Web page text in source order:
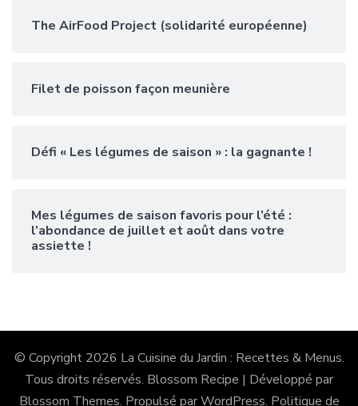
The AirFood Project (solidarité européenne)
Filet de poisson façon meunière
Défi « Les légumes de saison » : la gagnante !
Mes légumes de saison favoris pour l’été :
l’abondance de juillet et août dans votre
assiette !
© Copyright 2026 La Cuisine du Jardin : Recettes & Menus.
Tous droits réservés. Blossom Recipe | Développé par
Blossom Themes. Propulsé parWordPress. Politique de